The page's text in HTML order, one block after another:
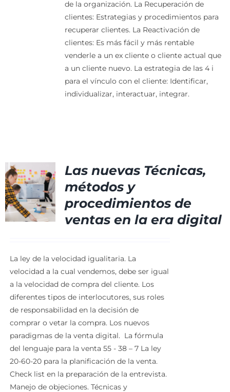
de la organización. La Recuperación de
clientes: Estrategias y procedimientos para
recuperar clientes. La Reactivación de
clientes: Es más fácil y más rentable
venderle a un ex cliente o cliente actual que
a un cliente nuevo. La estrategia de las 4 i
para el vínculo con el cliente: Identificar,
individualizar, interactuar, integrar.
Las nuevas Técnicas,
métodos y
procedimientos de
ventas en la era digital
La ley de la velocidad igualitaria. La
velocidad a la cual vendemos, debe ser igual
a la velocidad de compra del cliente. Los
diferentes tipos de interlocutores, sus roles
de responsabilidad en la decisión de
comprar o vetar la compra. Los nuevos
paradigmas de la venta digital. La fórmula
del lenguaje para la venta 55 - 38 – 7 La ley
20-60-20 para la planificación de la venta.
Check list en la preparación de la entrevista.
Manejo de objeciones. Técnicas y